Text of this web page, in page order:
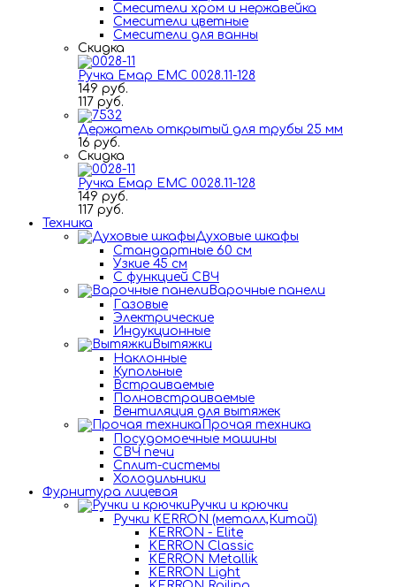
Смесители хром и нержавейка
Смесители цветные
Смесители для ванны
Скидка
Ручка Емар ЕМС 0028.11-128
149 руб.
117 руб.
Держатель открытый для трубы 25 мм
16 руб.
Скидка
Ручка Емар ЕМС 0028.11-128
149 руб.
117 руб.
Техника
Духовые шкафы
Стандартные 60 см
Узкие 45 см
С функцией СВЧ
Варочные панели
Газовые
Электрические
Индукционные
Вытяжки
Наклонные
Купольные
Встраиваемые
Полновстраиваемые
Вентиляция для вытяжек
Прочая техника
Посудомоечные машины
СВЧ печи
Сплит-системы
Холодильники
Фурнитура лицевая
Ручки и крючки
Ручки KERRON (металл,Китай)
KERRON - Elite
KERRON Classic
KERRON Metallik
KERRON Light